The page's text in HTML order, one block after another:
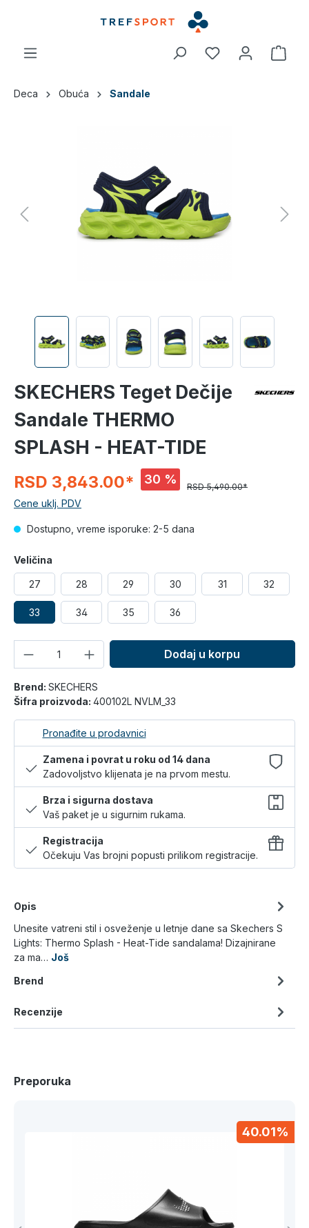
Deca Obuća Sandale
SKECHERS Teget Dečije
Sandale THERMO
SPLASH - HEAT-TIDE
RSD 3,843.00* 30 %
RSD 5,490.00*
Cene uklj. PDV
Dostupno, vreme isporuke: 2-5 dana
Veličina
27 28 29 30 31 32
33 34 35 36
Dodaj u korpu
Brend: SKECHERS
Šifra proizvoda: 400102L NVLM_33
Pronađite u prodavnici
Zamena i povrat u roku od 14 dana
Zadovoljstvo klijenata je na prvom mestu.
Brza i sigurna dostava
Vaš paket je u sigurnim rukama.
Registracija
Očekuju Vas brojni popusti prilikom registracije.
Opis
Unesite vatreni stil i osveženje u letnje dane sa Skechers S
Lights: Thermo Splash - Heat-Tide sandalama! Dizajnirane
za ma… Još
Brend
Recenzije
Preporuka
40.01%